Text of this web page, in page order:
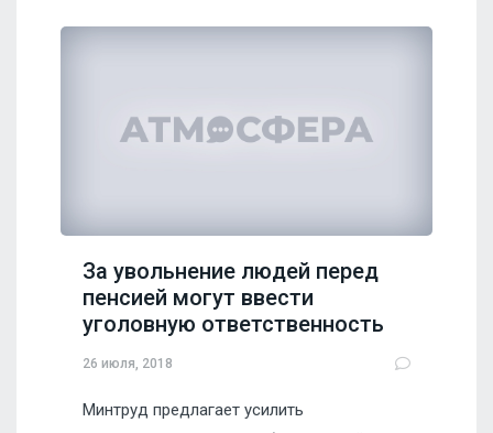
За увольнение людей перед
пенсией могут ввести
уголовную ответственность
26 июля, 2018
Минтруд предлагает усилить